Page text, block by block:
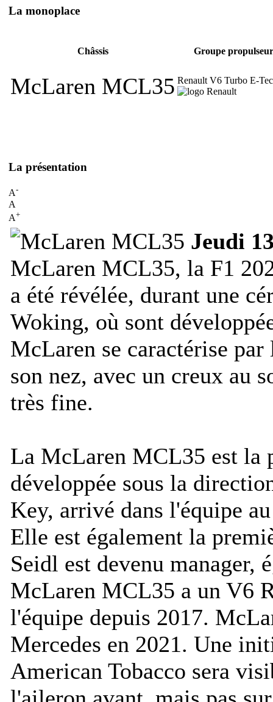
La monoplace
Châssis Groupe propulseur
McLaren MCL35 Renault V6 Turbo E-
La présentation
A-
A
A+
Jeudi
McLaren MCL35, la F1
a été révélée, durant une
Woking, où sont
McLaren se caractérise
son nez, avec un creux au
très fine.
La McLaren MCL35 est la
développée sous la
Key, arrivé dans l'équipe
Elle est également la
Seidl est devenu manager,
McLaren MCL35 a un V6
l'équipe depuis 2017.
Mercedes en 2021. Une
American Tobacco sera